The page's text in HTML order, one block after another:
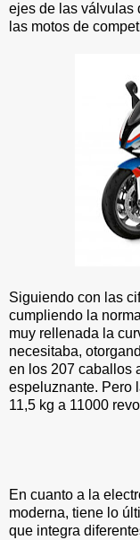
ejes de las válvulas
las motos de
Siguiendo con las
cumpliendo la
muy rellenada la
necesitaba,
en los 207 caballos
espeluznante. Pero
11,5 kg a 11000
En cuanto a la
moderna, tiene lo
que integra